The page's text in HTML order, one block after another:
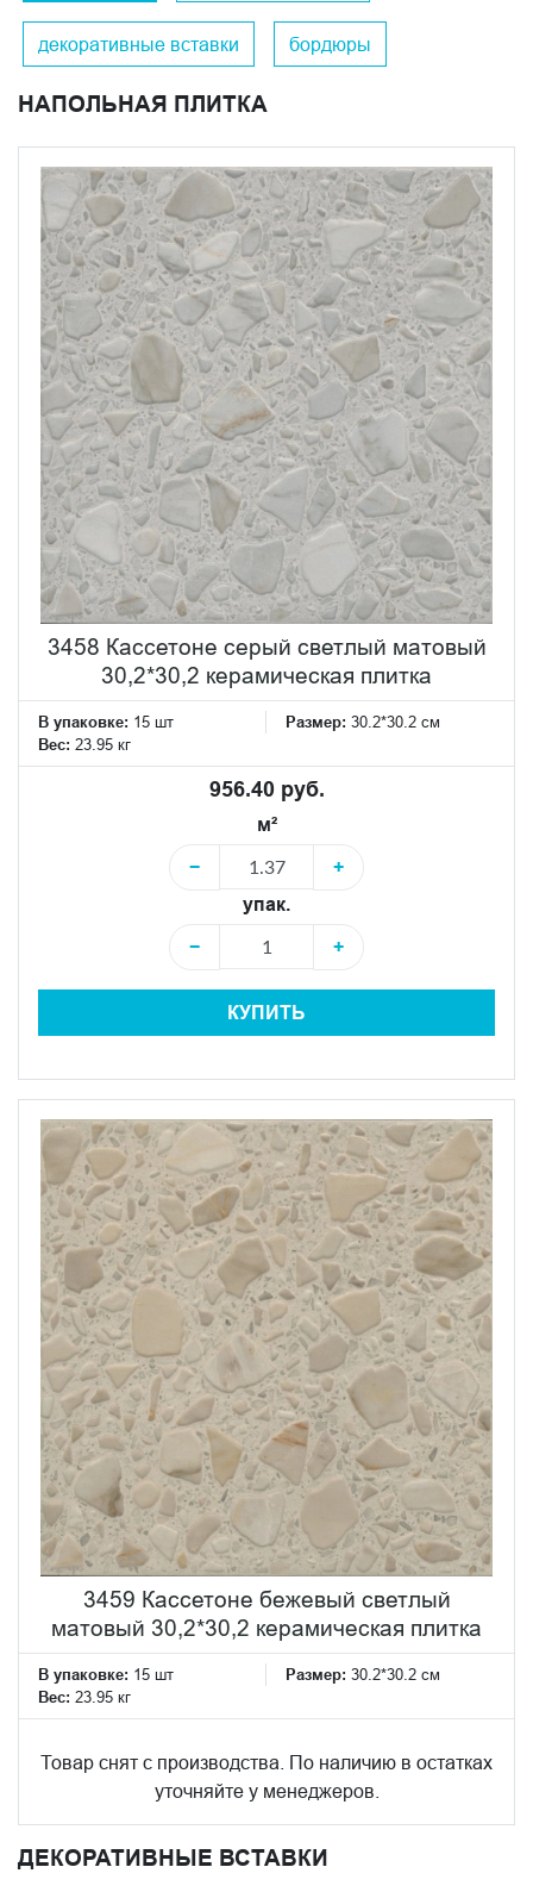
декоративные вставки бордюры
НАПОЛЬНАЯ ПЛИТКА
3458 Кассетоне серый светлый матовый
30,2*30,2 керамическая плитка
В упаковке: 15 шт Размер: 30.2*30.2 см
Вес: 23.95 кг
956.40 руб.
м²
−
+
упак.
−
+
КУПИТЬ
3459 Кассетоне бежевый светлый
матовый 30,2*30,2 керамическая плитка
В упаковке: 15 шт Размер: 30.2*30.2 см
Вес: 23.95 кг
Товар снят с производства. По наличию в остатках
уточняйте у менеджеров.
ДЕКОРАТИВНЫЕ ВСТАВКИ